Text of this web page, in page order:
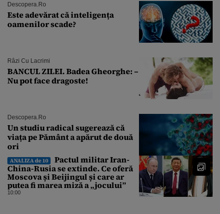
Descopera.ro
Este adevărat că inteligența
oamenilor scade?
Râzi Cu Lacrimi
BANCUL ZILEI. Badea Gheorghe: –
Nu pot face dragoste!
Descopera.ro
Un studiu radical sugerează că
viața pe Pământ a apărut de două
ori
ANALIZA de 10
Pactul militar Iran-
China-Rusia se extinde. Ce oferă
Moscova și Beijingul și care ar
putea fi marea miză a „jocului”
10:00